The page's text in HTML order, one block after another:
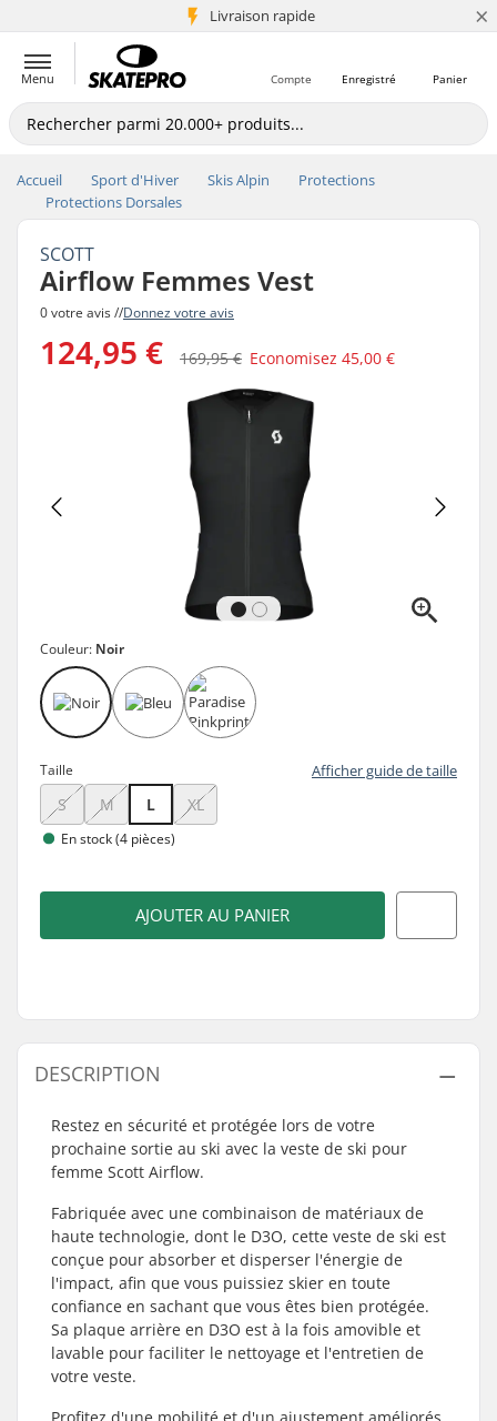
Livraison rapide
+5 mio de clients ×
Menu Panier
Enregistré
Compte
Accueil Sport d'Hiver Skis Alpin
Protections
Protections Dorsales
SCOTT
Airflow Femmes Vest
0 votre avis //Donnez votre avis
124,95 € 169,95 € Economisez 45,00 €
Couleur: Noir
Taille Afficher guide de taille
S M L XL
En stock (4 pièces)
AJOUTER AU PANIER
DESCRIPTION
Restez en sécurité et protégée lors de votre
prochaine sortie au ski avec la veste de ski pour
femme Scott Airflow.
Fabriquée avec une combinaison de matériaux de
haute technologie, dont le D3O, cette veste de ski est
conçue pour absorber et disperser l'énergie de
l'impact, afin que vous puissiez skier en toute
confiance en sachant que vous êtes bien protégée.
Sa plaque arrière en D3O est à la fois amovible et
lavable pour faciliter le nettoyage et l'entretien de
votre veste.
Profitez d'une mobilité et d'un ajustement améliorés